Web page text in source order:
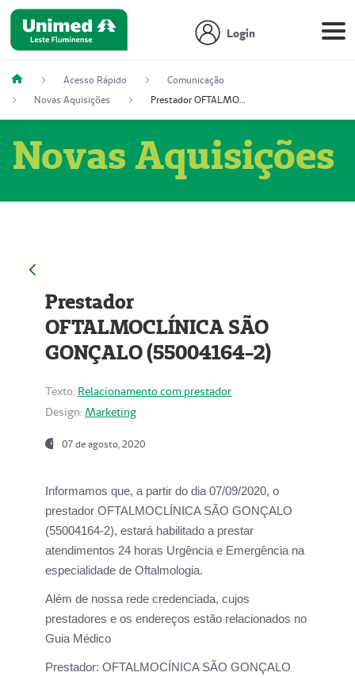
Login
Acesso Rápido
Comunicação
Novas Aquisições
Prestador OFTALMOCLÍNICA SÃO GONÇALO (55004164-2)
Novas Aquisições
Prestador
OFTALMOCLÍNICA SÃO
GONÇALO (55004164-2)
Texto: Relacionamento com prestador
Design: Marketing
07 de agosto, 2020
Informamos que, a partir do dia07/09/2020, o
prestador OFTALMOCLÍNICA SÃO GONÇALO
(55004164-2), estará habilitado a prestar
atendimentos 24 horas Urgência e Emergência na
especialidade de Oftalmologia.
Além de nossa rede credenciada, cujos
prestadores e os endereços estão relacionados no
Guia Médico
Prestador: OFTALMOCÍNICA SÃO GONÇALO